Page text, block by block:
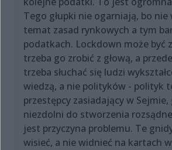
Tego głupki nie ogarniają, bo nie
temat zasad rynkowych a tym
podatkach. Lockdown może być
trzeba go zrobić z głową, a
trzeba słuchać się ludzi
wiedzą, a nie polityków - polityk
przestępcy zasiadający w Sejmie,
niezdolni do stworzenia
jest przyczyna problemu. Te
wisieć, a nie widnieć na kartach